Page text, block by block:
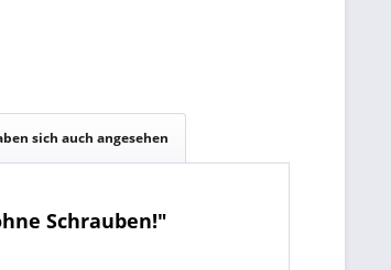
sich auch angesehen
Schrauben!"